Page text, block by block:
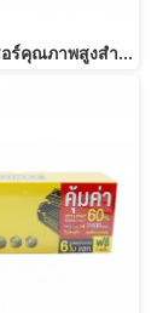
ตลับหมึกเลเซอร์คุณภาพสูงสำหรับ HP และ Canon รุ่น CE285A/CB435ACanon 325/312/313/125/712/713/725-JUMBO